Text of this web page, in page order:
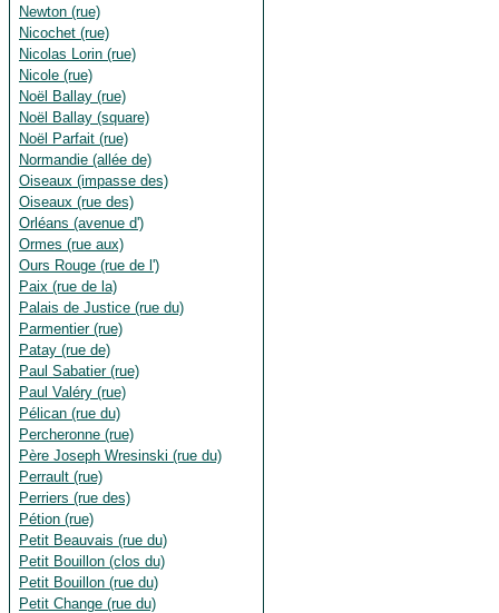
Newton (rue)
Nicochet (rue)
Nicolas Lorin (rue)
Nicole (rue)
Noël Ballay (rue)
Noël Ballay (square)
Noël Parfait (rue)
Normandie (allée de)
Oiseaux (impasse des)
Oiseaux (rue des)
Orléans (avenue d')
Ormes (rue aux)
Ours Rouge (rue de l')
Paix (rue de la)
Palais de Justice (rue du)
Parmentier (rue)
Patay (rue de)
Paul Sabatier (rue)
Paul Valéry (rue)
Pélican (rue du)
Percheronne (rue)
Père Joseph Wresinski (rue du)
Perrault (rue)
Perriers (rue des)
Pétion (rue)
Petit Beauvais (rue du)
Petit Bouillon (clos du)
Petit Bouillon (rue du)
Petit Change (rue du)